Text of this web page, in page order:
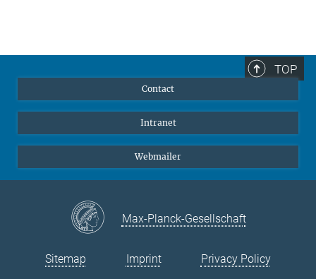
TOP
Contact
Intranet
Webmailer
Max-Planck-Gesellschaft
Sitemap Imprint Privacy Policy